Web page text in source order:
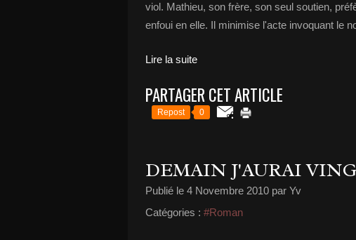
viol. Mathieu, son frère, son seul soutien,
enfoui en elle. Il minimise l'acte invoquant le
Lire la suite
PARTAGER CET ARTICLE
Repost 0
DEMAIN J'AURAI
Publié le 4 Novembre 2010 par Yv
Catégories : #Roman